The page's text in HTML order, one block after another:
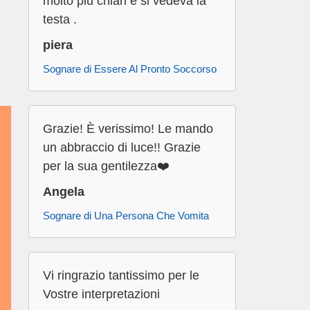
testa .
piera
Sognare di Essere Al Pronto Soccorso
Grazie! È verissimo! Le mando
un abbraccio di luce!! Grazie
per la sua gentilezza❤️
Angela
Sognare di Una Persona Che Vomita
Vi ringrazio tantissimo per le
Vostre interpretazioni